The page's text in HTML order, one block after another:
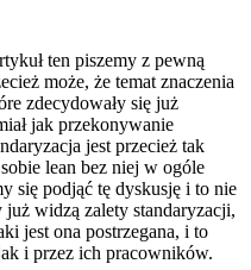
ten piszemy z pewną
może, że temat znaczenia
zdecydowały się już
jak przekonywanie
jest przecież tak
lean bez niej w ogóle
się podjąć tę dyskusję i to nie
widzą zalety standaryzacji,
jest ona postrzegana, i to
i przez ich pracowników.